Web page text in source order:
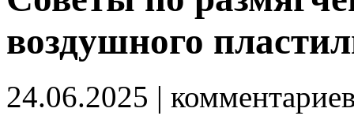
воздушного
24.06.2025 |